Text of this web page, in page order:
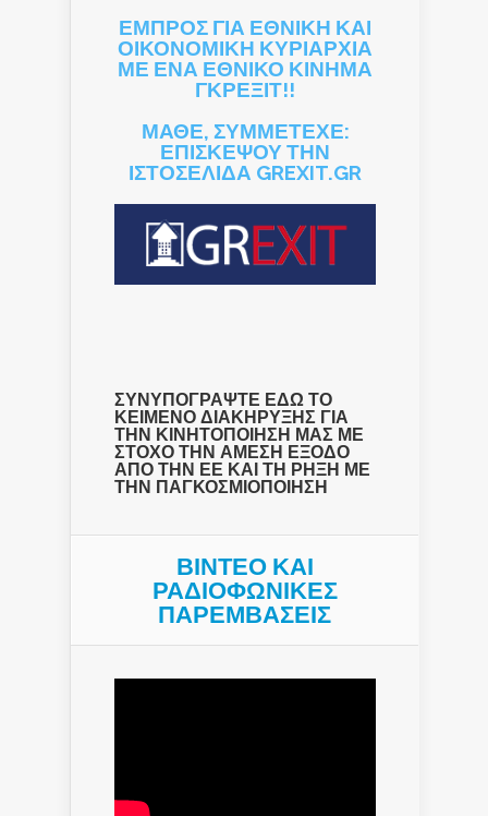
ΕΜΠΡΟΣ ΓΙΑ ΕΘΝΙΚΗ ΚΑΙ
ΟΙΚΟΝΟΜΙΚΗ ΚΥΡΙΑΡΧΙΑ
ΜΕ ΕΝΑ ΕΘΝΙΚΟ ΚΙΝΗΜΑ
ΓΚΡΕΞΙΤ!!
ΜΑΘΕ, ΣΥΜΜΕΤΕΧΕ:
ΕΠΙΣΚΕΨΟΥ ΤΗΝ
ΙΣΤΟΣΕΛΙΔΑ GREXIT.GR
ΣΥΝΥΠΟΓΡΑΨΤΕ ΕΔΩ ΤΟ
ΚΕΙΜΕΝΟ ΔΙΑΚΗΡΥΞΗΣ ΓΙΑ
ΤΗΝ ΚΙΝΗΤΟΠΟΙΗΣΗ ΜΑΣ ΜΕ
ΣΤΟΧΟ ΤΗΝ ΑΜΕΣΗ ΕΞΟΔΟ
ΑΠΟ ΤΗΝ ΕΕ ΚΑΙ ΤΗ ΡΗΞΗ ΜΕ
ΤΗΝ ΠΑΓΚΟΣΜΙΟΠΟΙΗΣΗ
ΒΙΝΤΕΟ ΚΑΙ
ΡΑΔΙΟΦΩΝΙΚΕΣ
ΠΑΡΕΜΒΑΣΕΙΣ